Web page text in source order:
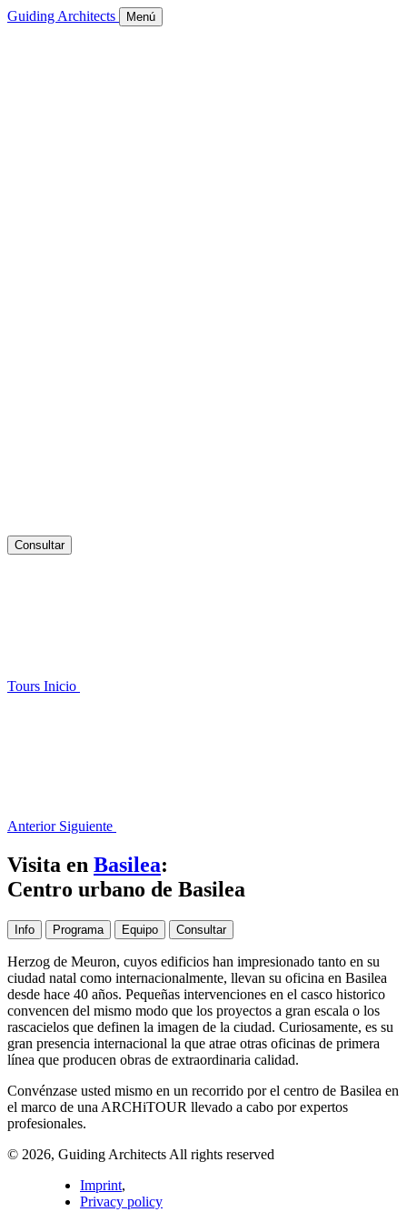
Guiding Architects Menú
Consultar
Tours Inicio
Anterior Siguiente
Visita en Basilea:
Centro urbano de Basilea
Info Programa Equipo Consultar
Herzog de Meuron, cuyos edificios han impresionado tanto en su
ciudad natal como internacionalmente, llevan su oficina en Basilea
desde hace 40 años. Pequeñas intervenciones en el casco historico
convencen del mismo modo que los proyectos a gran escala o los
rascacielos que definen la imagen de la ciudad. Curiosamente, es su
gran presencia internacional la que atrae otras oficinas de primera
línea que producen obras de extraordinaria calidad.
Convénzase usted mismo en un recorrido por el centro de Basilea en
el marco de una ARCHiTOUR llevado a cabo por expertos
profesionales.
© 2026, Guiding Architects All rights reserved
Imprint,
Privacy policy